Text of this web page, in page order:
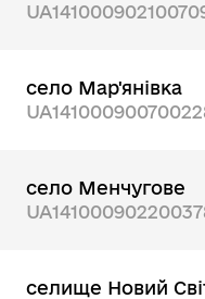
село Мар'янівка
село Менчугове
селище Новий